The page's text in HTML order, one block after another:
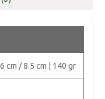
cm / 8.5 cm | 140 gr